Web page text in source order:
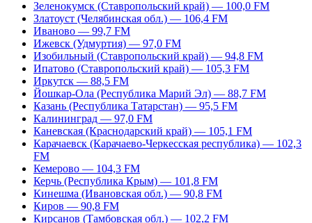
Зеленокумск (Ставропольский край) — 100,0 FM
Златоуст (Челябинская обл.) — 106,4 FM
Иваново — 99,7 FM
Ижевск (Удмуртия) — 97,0 FM
Изобильный (Ставропольский край) — 94,8 FM
Ипатово (Ставропольский край) — 105,3 FM
Иркутск — 88,5 FM
Йошкар-Ола (Республика Марий Эл) — 88,7 FM
Казань (Республика Татарстан) — 95,5 FM
Калининград — 97,0 FM
Каневская (Краснодарский край) — 105,1 FM
Карачаевск (Карачаево-Черкесская республика) — 102,3
FM
Кемерово — 104,3 FM
Керчь (Республика Крым) — 101,8 FM
Кинешма (Ивановская обл.) — 90,8 FM
Киров — 90,8 FM
Кирсанов (Тамбовская обл.) — 102,2 FM